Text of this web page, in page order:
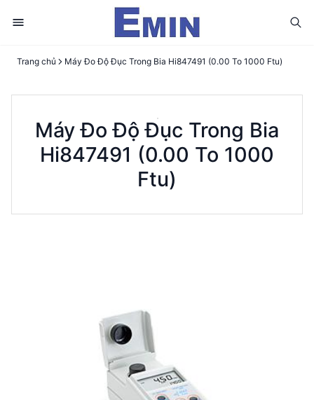
Trang chủ Máy Đo Độ Đục Trong Bia Hi847491 (0.00 To 1000 Ftu)
Máy Đo Độ Đục Trong Bia
Hi847491 (0.00 To 1000
Ftu)